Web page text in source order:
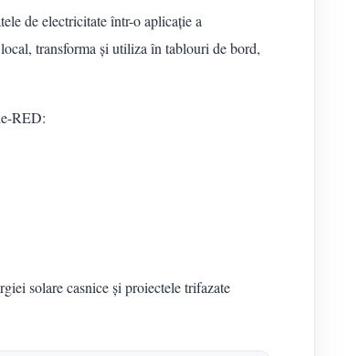
de electricitate într-o aplicație a
transforma și utiliza în tablouri de bord,
RED:
solare casnice și proiectele trifazate